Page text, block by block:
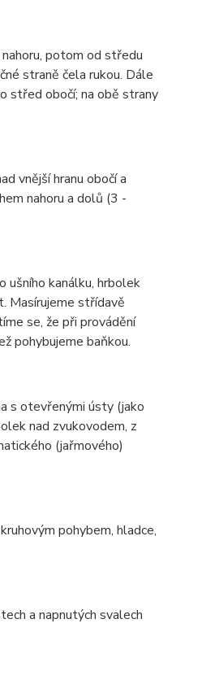
potom od středu
straně čela rukou. Dále
střed obočí; na obě strany
vnější hranu obočí a
nahoru a dolů (3 -
ušního kanálku, hrbolek
Masírujeme střídavě
se, že při provádění
pohybujeme baňkou.
s otevřenými ústy (jako
nad zvukovodem, z
(jařmového)
pohybem, hladce,
a napnutých svalech